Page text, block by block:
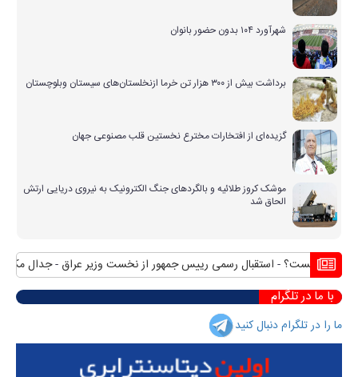
شهرآورد ۱۰۴ بدون حضور بانوان
برداشت بیش از ۳۰۰ هزار تن خرما ازنخلستان‌های سیستان وبلوچستان
گزیده‌ای از افتخارات مخترع نخستین قلب مصنوعی جهان
موشک کروز طلائیه و بالگردهای جنگ الکترونیک به نیروی دریایی ارتش
الحاق شد
چیست؟ استقبال رسمی رییس جمهور از نخست وزیر عراق جدال مکرر
با ما در تلگرام
ما را در تلگرام دنبال کنید